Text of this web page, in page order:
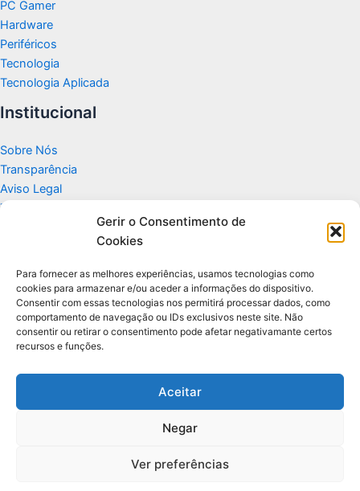
Gerir o Consentimento de
Cookies
Para fornecer as melhores experiências, usamos tecnologias como
cookies para armazenar e/ou aceder a informações do dispositivo.
Consentir com essas tecnologias nos permitirá processar dados, como
comportamento de navegação ou IDs exclusivos neste site. Não
consentir ou retirar o consentimento pode afetar negativamante certos
recursos e funções.
Aceitar
Negar
Ver preferências
PC Gamer
Hardware
Periféricos
Tecnologia
Tecnologia Aplicada
Institucional
Sobre Nós
Transparência
Aviso Legal
Termos de Uso
Politicas de Privacidade e Cookies
Apoio
Glossário de Tecnologia
Portal editorial independente sobre tecnologia, PC Gamer e guias
© 2026 Para Você Fazer - Desenvolvido por